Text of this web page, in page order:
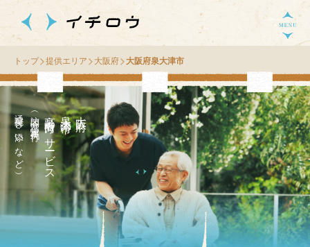
トップ 提供エリア 大阪府 大阪府泉大津市
大
阪
府
泉
大
津
市
の
高齢者向け
サ
ー
ビス
（訪問介護・家事代行
通院付き添いなど）